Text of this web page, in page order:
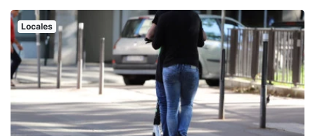
Locales